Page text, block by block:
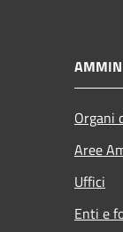
Organi
Aree
Uffici
Enti e